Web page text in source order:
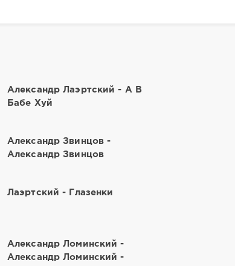
Александр Лаэртский - А В
Бабе Хуй
Александр Звинцов -
Александр Звинцов
Лаэртский - Глазенки
Александр Ломинский -
Александр Ломинский -